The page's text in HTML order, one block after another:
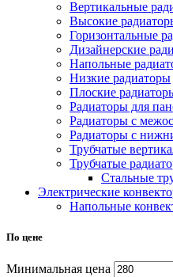
Вертикальные
Высокие
Горизонтальные
Дизайнерские
Напольные
Низкие радиаторы
Плоские
Радиаторы для
Радиаторы с
Радиаторы с
Трубчатые
Трубчатые
Cтальные
Электрические
Напольные
По цене
Минимальная цена